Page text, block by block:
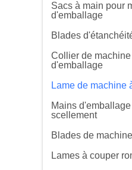
Sacs à main pour
d'emballage
Blades
Collier de
d'emballage
Lame de machine
Mains
scellement
Blades de
Lames à couper